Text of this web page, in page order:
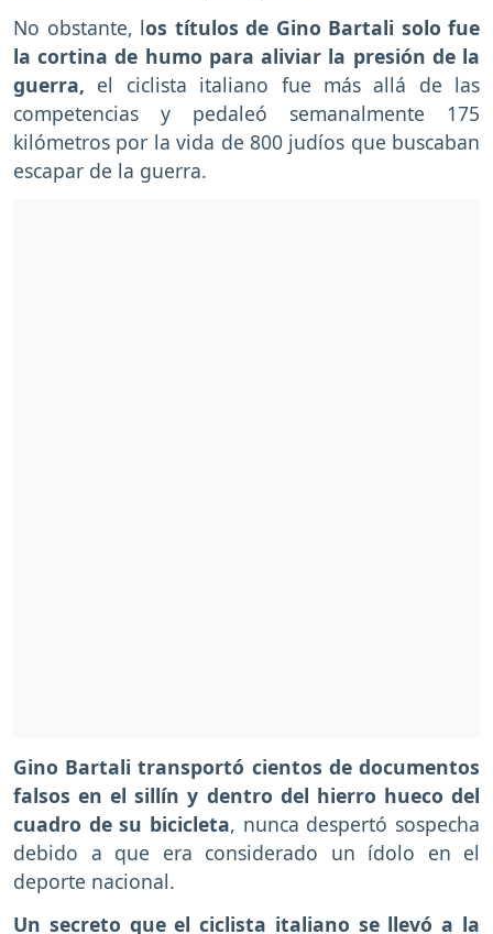
No obstante, los títulos de Gino Bartali solo fue
la cortina de humo para aliviar la presión de la
guerra, el ciclista italiano fue más allá de las
competencias y pedaleó semanalmente 175
kilómetros por la vida de 800 judíos que buscaban
escapar de la guerra.
Gino Bartali transportó cientos de documentos
falsos en el sillín y dentro del hierro hueco del
cuadro de su bicicleta, nunca despertó sospecha
debido a que era considerado un ídolo en el
deporte nacional.
Un secreto que el ciclista italiano se llevó a la